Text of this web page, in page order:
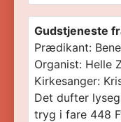
Gudstjeneste
Prædikant:
Organist: Helle
Kirkesanger:
Det dufter
tryg i fare 448